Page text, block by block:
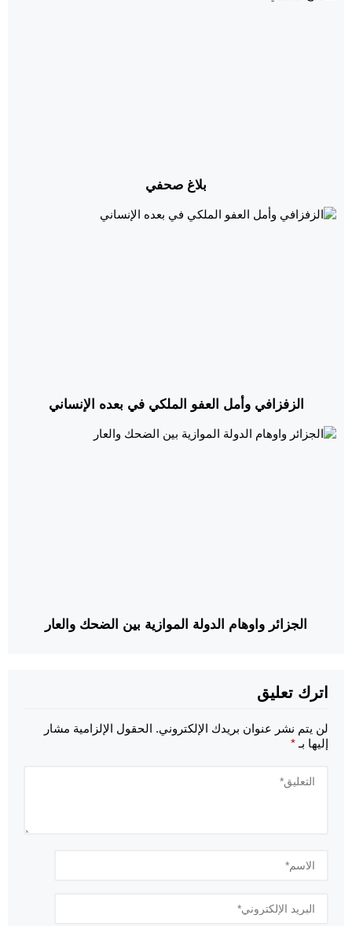
بلاغ صحفي
الزفزافي وأمل العفو الملكي في بعده الإنساني
الجزائر واوهام الدولة الموازية بين الضحك والعار
اترك تعليق
لن يتم نشر عنوان بريدك الإلكتروني. الحقول الإلزامية مشار
إليها بـ *